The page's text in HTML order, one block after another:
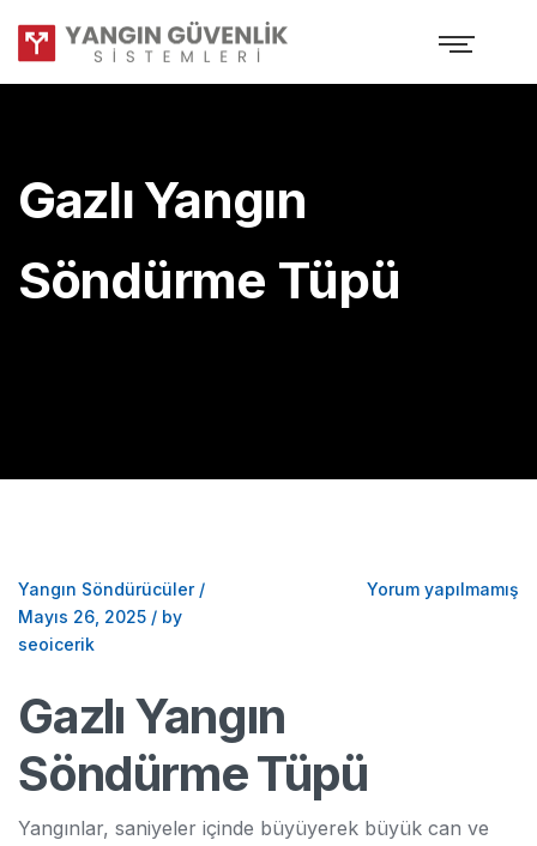
Gazlı Yangın
Söndürme Tüpü
Yangın Söndürücüler /
Mayıs 26, 2025 / by
seoicerik
Yorum yapılmamış
Gazlı Yangın
Söndürme Tüpü
Yangınlar, saniyeler içinde büyüyerek büyük can ve